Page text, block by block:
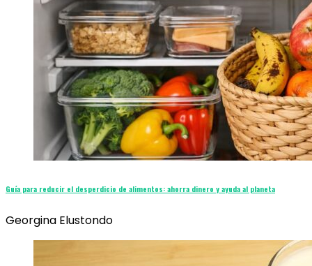
Guía para reducir el desperdicio de alimentos: ahorra dinero y ayuda al planeta
Georgina Elustondo